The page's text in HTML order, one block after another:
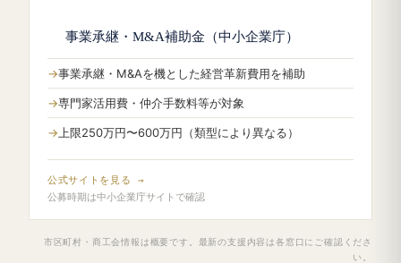
事業承継・M&A補助金（中小企業庁）
事業承継・M&Aを機とした経営革新費用を補助
専門家活用費・仲介手数料等が対象
上限250万円〜600万円（類型により異なる）
公式サイトを見る →
公募時期は中小企業庁サイトで確認
市区町村・商工会情報は概要です。最新の支援内容は各窓口にご確認くださ
い。